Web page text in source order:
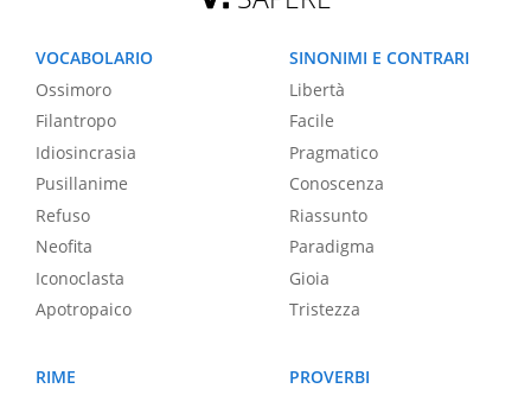
VOCABOLARIO
Ossimoro
Filantropo
Idiosincrasia
Pusillanime
Refuso
Neofita
Iconoclasta
Apotropaico
SINONIMI E CONTRARI
Libertà
Facile
Pragmatico
Conoscenza
Riassunto
Paradigma
Gioia
Tristezza
RIME
PROVERBI